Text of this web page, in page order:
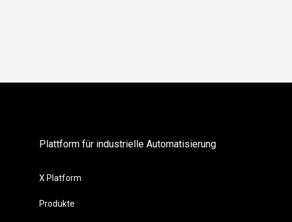
Plattform für industrielle Automatisierung
X Platform
Produkte